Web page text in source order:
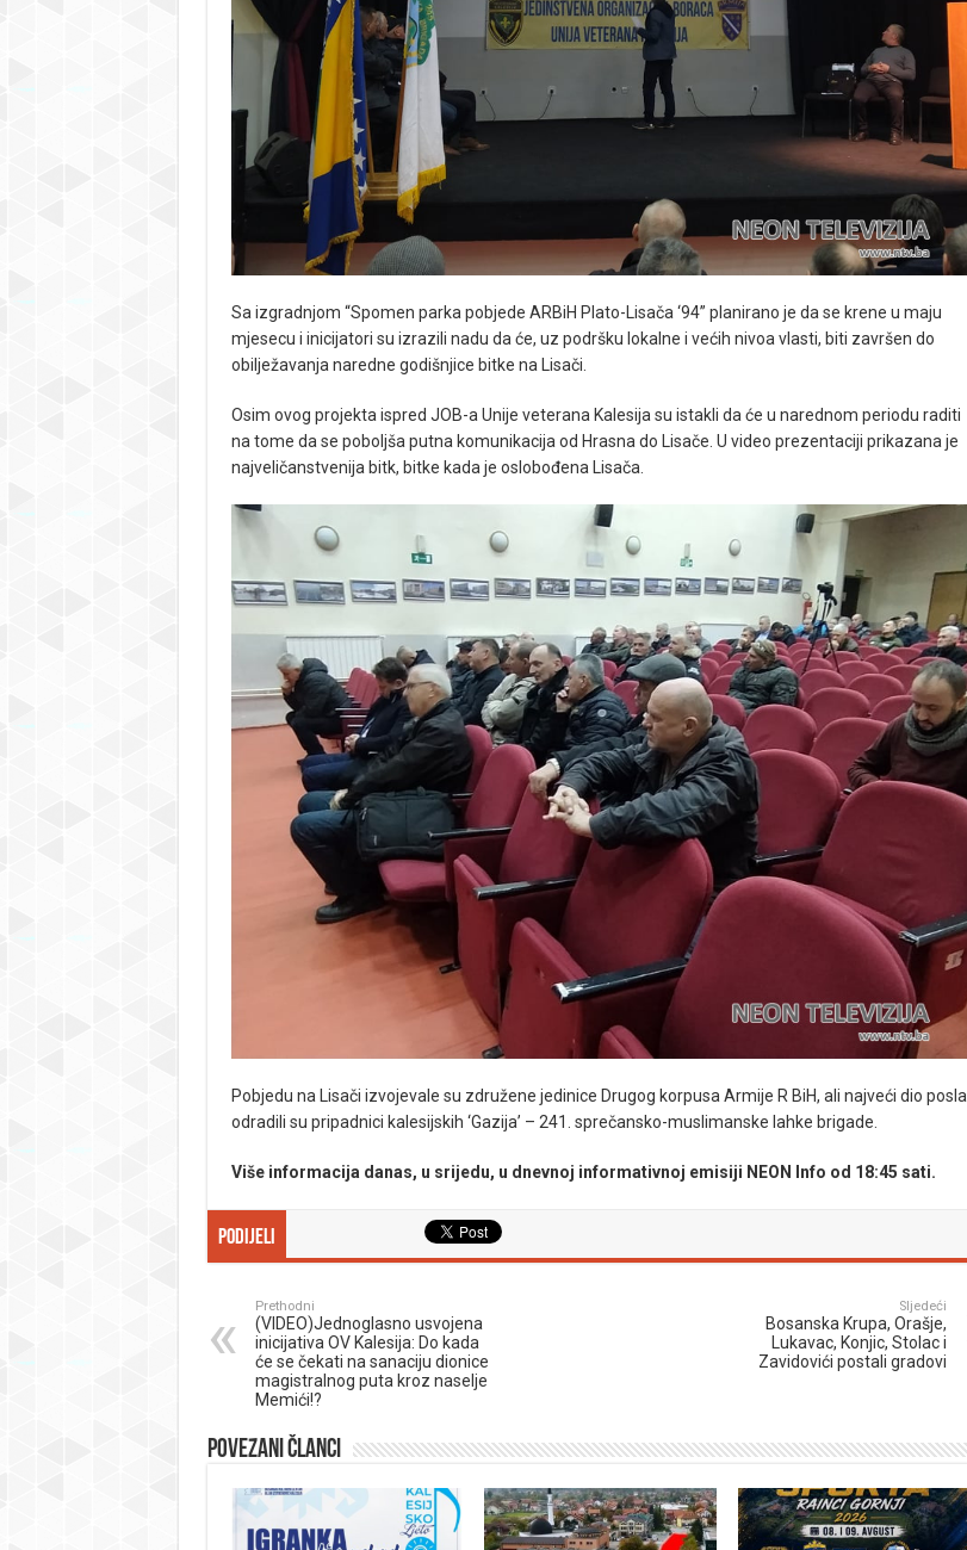
Sa izgradnjom “Spomen parka pobjede ARBiH Plato-Lisača ‘94” planirano je da se krene u maju
mjesecu i inicijatori su izrazili nadu da će, uz podršku lokalne i većih nivoa vlasti, biti završen do
obilježavanja naredne godišnjice bitke na Lisači.
Osim ovog projekta ispred JOB-a Unije veterana Kalesija su istakli da će u narednom periodu raditi
na tome da se poboljša putna komunikacija od Hrasna do Lisače. U video prezentaciji prikazana je
najveličanstvenija bitk, bitke kada je oslobođena Lisača.
Pobjedu na Lisači izvojevale su združene jedinice Drugog korpusa Armije R BiH, ali najveći dio posla
odradili su pripadnici kalesijskih ‘Gazija’ – 241. sprečansko-muslimanske lahke brigade.
Više informacija danas, u srijedu, u dnevnoj informativnoj emisiji NEON Info od 18:45 sati.
Podijeli
Prethodni
(VIDEO)Jednoglasno usvojena
inicijativa OV Kalesija: Do kada
će se čekati na sanaciju dionice
magistralnog puta kroz naselje
Memići!?
Sljedeći
Bosanska Krupa, Orašje,
Lukavac, Konjic, Stolac i
Zavidovići postali gradovi
Povezani članci